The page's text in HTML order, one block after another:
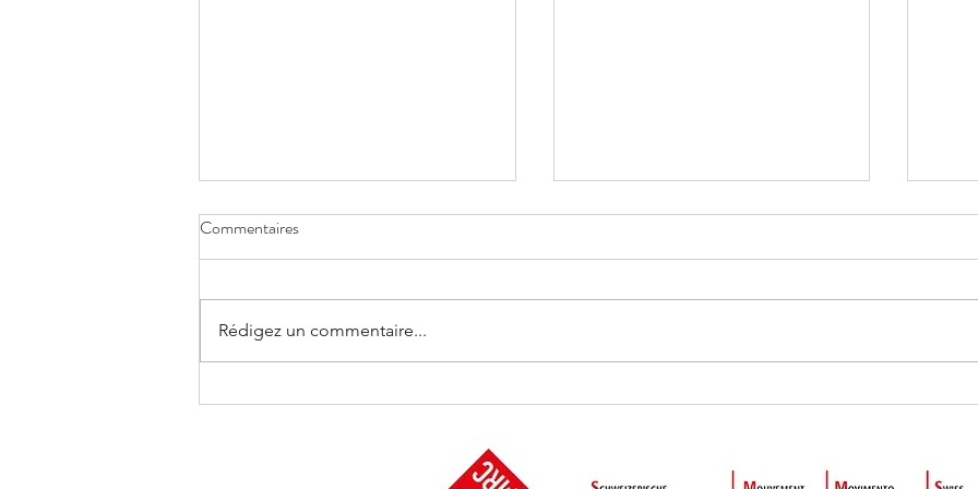
Initiative Kamerzin - favoriser
Commentaires
Rédigez un commentaire...